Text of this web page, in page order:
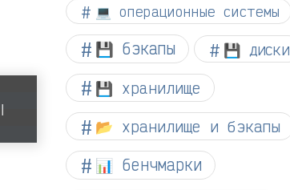
💻 операционные системы
💾 бэкапы 💾 диски
💾 хранилище
📂 хранилище и бэкапы
📊 бенчмарки